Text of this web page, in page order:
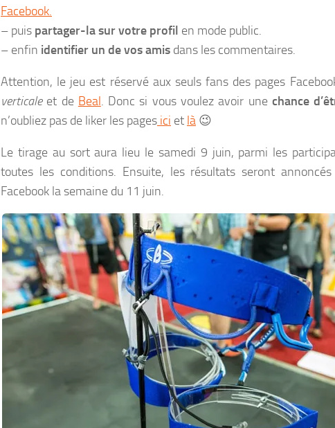
Facebook.
– puis partager-la sur votre profil en mode public.
– enfin identifier un de vos amis dans les commentaires.
Attention, le jeu est réservé aux seuls fans des pages
verticaleet de Beal. Donc si vous voulez avoir une chance
n’oubliez pas de liker les pages ici et là 😉
Le tirage au sort aura lieu le samedi 9 juin, parmi les
toutes les conditions. Ensuite, les résultats seront
Facebook la semaine du 11 juin.